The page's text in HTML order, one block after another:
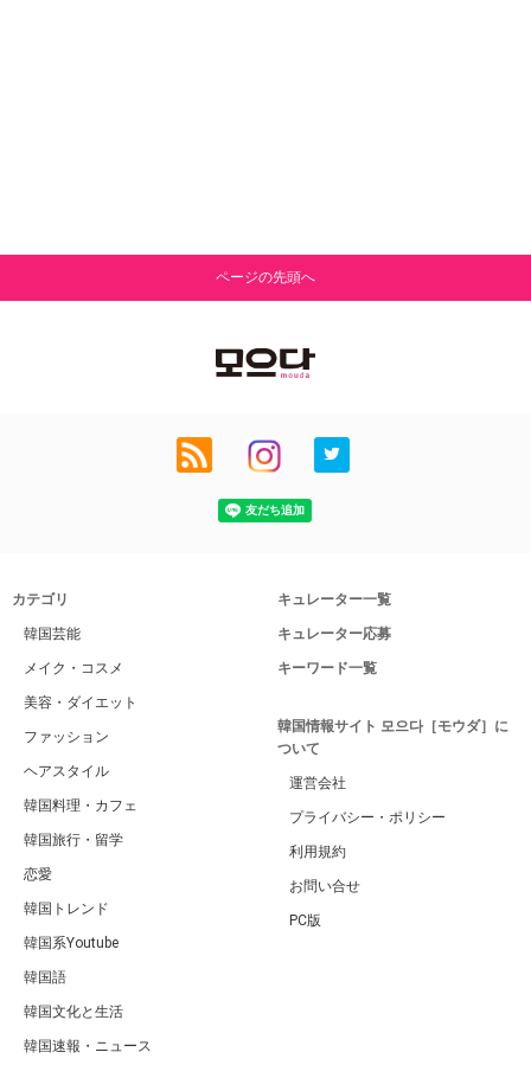
ページの先頭へ
カテゴリ
韓国芸能
メイク・コスメ
美容・ダイエット
ファッション
ヘアスタイル
韓国料理・カフェ
韓国旅行・留学
恋愛
韓国トレンド
韓国系Youtube
韓国語
韓国文化と生活
韓国速報・ニュース
キュレーター一覧
キュレーター応募
キーワード一覧
韓国情報サイト 모으다［モウダ］に
ついて
運営会社
プライバシー・ポリシー
利用規約
お問い合せ
PC版